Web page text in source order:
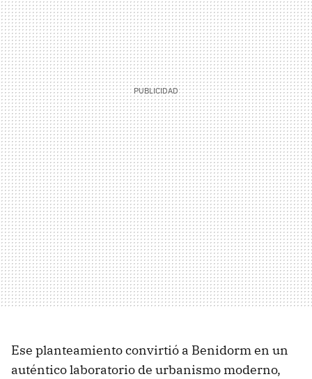
Ese planteamiento convirtió a Benidorm en un
auténtico laboratorio de urbanismo moderno,